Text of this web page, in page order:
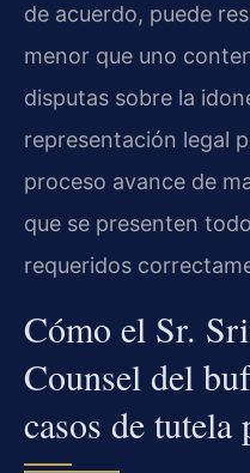
de acuerdo, puede
menor que uno
disputas sobre la
representación legal
proceso avance de
que se presenten
requeridos
Cómo el Sr.
Counsel del
casos de tutela